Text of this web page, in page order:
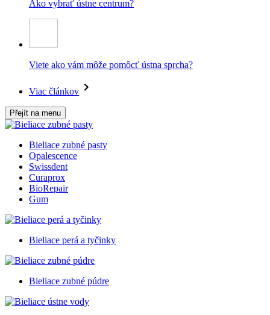
Ako vybrať ústne centrum?
Viete ako vám môže pomôcť ústna sprcha?
Viac článkov
Přejít na menu
Bieliace zubné pasty
Opalescence
Swissdent
Curaprox
BioRepair
Gum
Bieliace perá a tyčinky
Bieliace zubné púdre